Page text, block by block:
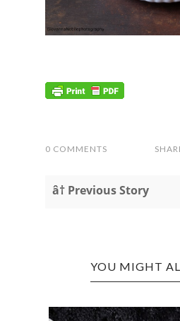
0 COMMENTS
â† Previous Story
YOU MIGHT